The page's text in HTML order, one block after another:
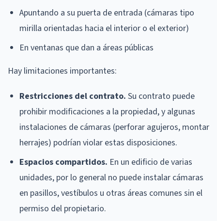
Apuntando a su puerta de entrada (cámaras tipo
mirilla orientadas hacia el interior o el exterior)
En ventanas que dan a áreas públicas
Hay limitaciones importantes:
Restricciones del contrato. Su contrato puede
prohibir modificaciones a la propiedad, y algunas
instalaciones de cámaras (perforar agujeros, montar
herrajes) podrían violar estas disposiciones.
Espacios compartidos. En un edificio de varias
unidades, por lo general no puede instalar cámaras
en pasillos, vestíbulos u otras áreas comunes sin el
permiso del propietario.